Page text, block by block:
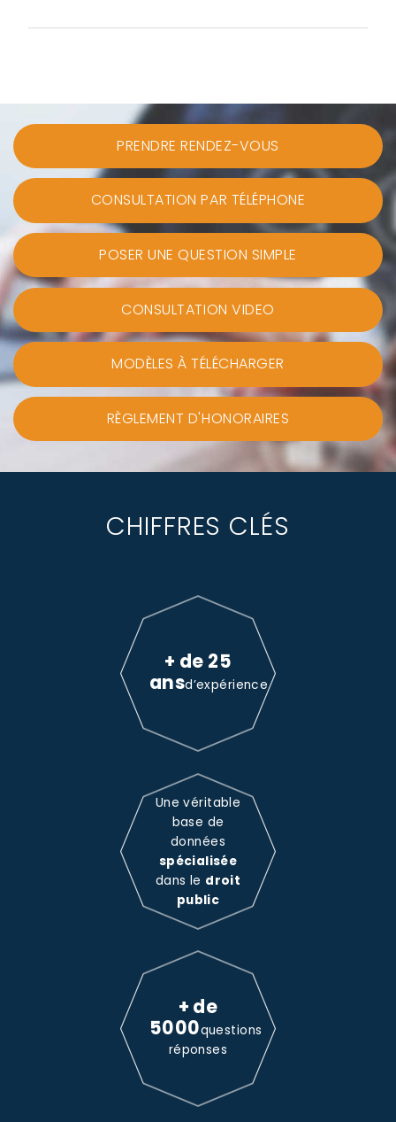
PRENDRE RENDEZ-VOUS
CONSULTATION PAR TÉLÉPHONE
POSER UNE QUESTION SIMPLE
CONSULTATION VIDEO
MODÈLES À TÉLÉCHARGER
RÈGLEMENT D'HONORAIRES
CHIFFRES CLÉS
+ de 25
ansd’expérience
Une véritable
base de
données
spécialisée
dans le droit
public
+ de
5000questions
réponses